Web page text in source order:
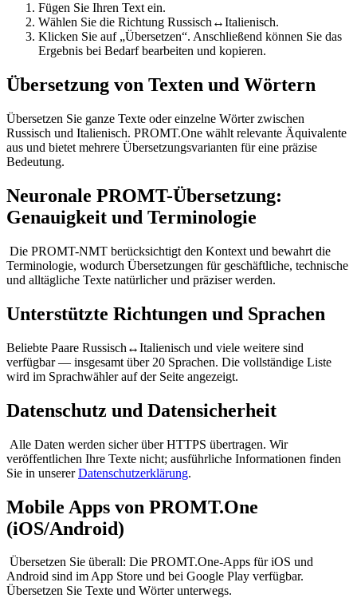
Fügen Sie Ihren Text ein.
Wählen Sie die Richtung Russisch↔Italienisch.
Klicken Sie auf „Übersetzen“. Anschließend können Sie das
Ergebnis bei Bedarf bearbeiten und kopieren.
Übersetzung von Texten und Wörtern
Übersetzen Sie ganze Texte oder einzelne Wörter zwischen
Russisch und Italienisch. PROMT.One wählt relevante Äquivalente
aus und bietet mehrere Übersetzungsvarianten für eine präzise
Bedeutung.
Neuronale PROMT-Übersetzung:
Genauigkeit und Terminologie
Die PROMT-NMT berücksichtigt den Kontext und bewahrt die
Terminologie, wodurch Übersetzungen für geschäftliche, technische
und alltägliche Texte natürlicher und präziser werden.
Unterstützte Richtungen und Sprachen
Beliebte Paare Russisch↔Italienisch und viele weitere sind
verfügbar — insgesamt über 20 Sprachen. Die vollständige Liste
wird im Sprachwähler auf der Seite angezeigt.
Datenschutz und Datensicherheit
Alle Daten werden sicher über HTTPS übertragen. Wir
veröffentlichen Ihre Texte nicht; ausführliche Informationen finden
Sie in unsererDatenschutzerklärung.
Mobile Apps von PROMT.One
(iOS/Android)
Übersetzen Sie überall: Die PROMT.One-Apps für iOS und
Android sind im App Store und bei Google Play verfügbar.
Übersetzen Sie Texte und Wörter unterwegs.